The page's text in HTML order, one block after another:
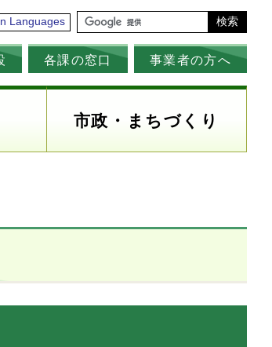
Languages 検索
各課の窓口 事業者の方へ
市政・まちづくり